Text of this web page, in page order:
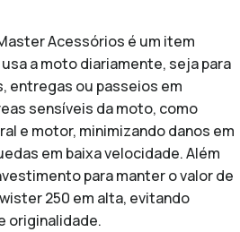
Acessórios é um item
a moto diariamente, seja para
entregas ou passeios em
sensíveis da moto, como
e motor, minimizando danos em
em baixa velocidade. Além
para manter o valor de
250 em alta, evitando
originalidade.